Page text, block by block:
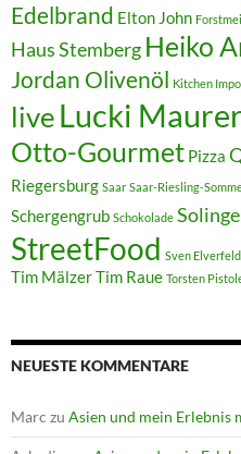
Edelbrand Elton John
Haus Stemberg Heiko
Jordan Olivenöl Kitchen
liveLucki Maurer
Otto-Gourmet Pizza
Riegersburg Saar Saar-Riesling-
Schergengrub Schokolade
StreetFood Sven Elverfeld
Tim MälzerTim Raue Torsten
NEUESTE KOMMENTARE
Marc zu Asien und mein Erlebnis